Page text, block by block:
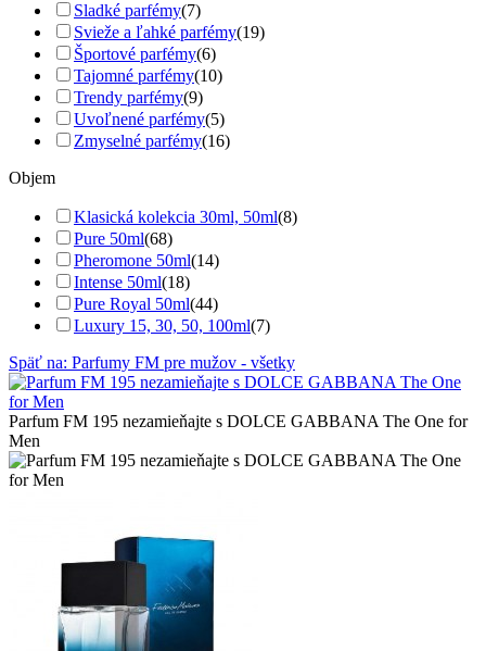
Sladké parfémy(7)
Svieže a ľahké parfémy(19)
Športové parfémy(6)
Tajomné parfémy(10)
Trendy parfémy(9)
Uvoľnené parfémy(5)
Zmyselné parfémy(16)
Objem
Klasická kolekcia 30ml, 50ml(8)
Pure 50ml(68)
Pheromone 50ml(14)
Intense 50ml(18)
Pure Royal 50ml(44)
Luxury 15, 30, 50, 100ml(7)
Späť na: Parfumy FM pre mužov - všetky
Parfum FM 195 nezamieňajte s DOLCE GABBANA The One for
Men